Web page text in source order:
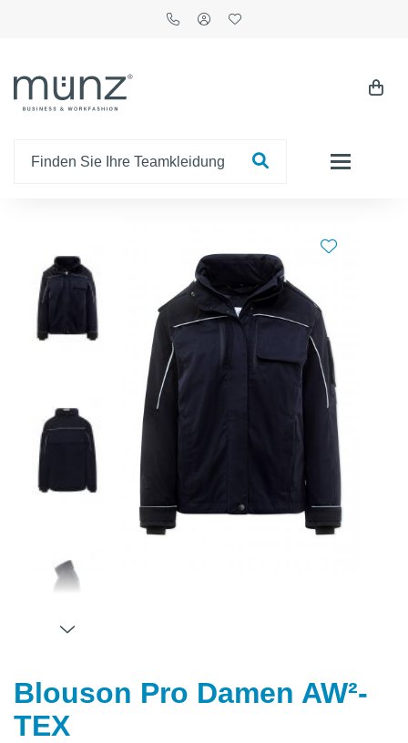
Blouson Pro Damen AW²-
TEX